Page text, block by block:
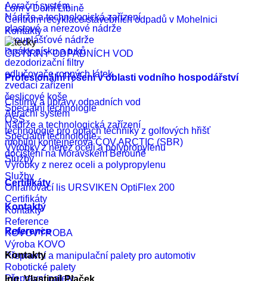
Lom v Dolní Libině
Centrum recyklace stavebních odpadů v Mohelnici
Kontakty
ČISTÍRNY ODPADNÍCH VOD
Profesionální řešení v oblasti vodního hospodářství
Čistírny a úpravy odpadních vod
Aerační systém
Nádrže a technologická zařízení
Speciální technologie
Výrobky z nerez oceli a polypropylenu
Služby
Certifikáty
Kontakty
Reference
Kontakty
Ing. Vlastimil Plaček
Aerační systém
Nádrže a technologická zařízení
plastové a nerezové nádrže
dvouplášťové nádrže
lapáky písku a tuků
dezodorizační filtry
odlučovače ropných látek
zvedací zařízení
česlicové koše
Speciální technologie
OSS
technologie pro oplach techniky z golfových hřišť
mobilní kontejnerová ČOV ARCTIC (SBR)
dočištění na Moravském Berouně
Výrobky z nerez oceli a polypropylenu
Služby
Ohraňovací lis URSVIKEN OptiFlex 200
Certifikáty
Kontakty
Reference
KOVOVÝROBA
Výroba KOVO
Přepravní a manipulační palety pro automotiv
Robotické palety
Přepravní palety